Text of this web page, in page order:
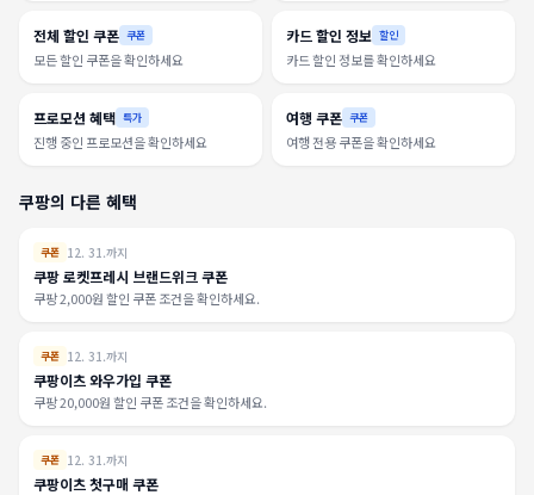
전체 할인 쿠폰 쿠폰
모든 할인 쿠폰을 확인하세요
카드 할인 정보 할인
카드 할인 정보를 확인하세요
프로모션 혜택 특가
진행 중인 프로모션을 확인하세요
여행 쿠폰 쿠폰
여행 전용 쿠폰을 확인하세요
쿠팡의 다른 혜택
쿠폰 12. 31.까지
쿠팡 로켓프레시 브랜드위크 쿠폰
쿠팡 2,000원 할인 쿠폰 조건을 확인하세요.
쿠폰 12. 31.까지
쿠팡이츠 와우가입 쿠폰
쿠팡 20,000원 할인 쿠폰 조건을 확인하세요.
쿠폰 12. 31.까지
쿠팡이츠 첫구매 쿠폰